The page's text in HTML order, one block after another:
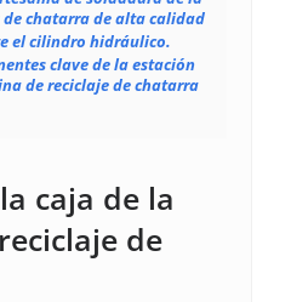
chatarra de alta calidad
el cilindro hidráulico.
clave de la estación
de reciclaje de chatarra
caja de la
de